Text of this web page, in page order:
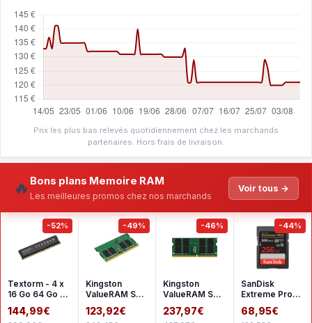
Prix les plus bas relevés quotidiennement chez les marchands
partenaires. Hors frais de livraison.
🔥 Bons plans Memoire RAM
Les meilleures promos chez nos marchands
Voir tous →
-52%
Textorm - 4 x
16 Go 64 Go -
DDR4 2666
MHz - CL19
144,99€
-49%
Kingston
ValueRAM SO-
DIMM 16 Go
DDR4 3200
123,92€
-46%
Kingston
ValueRAM SO-
DIMM 32 Go
DDR4 3200
237,97€
-44%
SanDisk
Extreme Pro
SDHC UHS-I
256 Go
68,95€